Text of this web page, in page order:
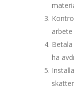
ha